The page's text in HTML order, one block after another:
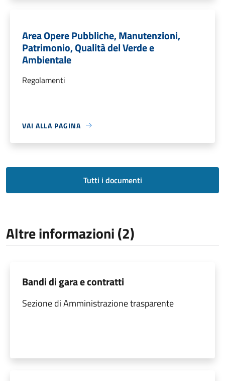
Area Opere Pubbliche, Manutenzioni,
Patrimonio, Qualità del Verde e
Ambientale
Regolamenti
VAI ALLA PAGINA
Tutti i documenti
Altre informazioni (2)
Bandi di gara e contratti
Sezione di Amministrazione trasparente